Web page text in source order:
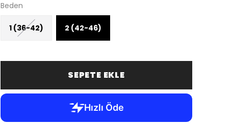
Beden
1 (36-42) 2 (42-46)
SEPETE EKLE